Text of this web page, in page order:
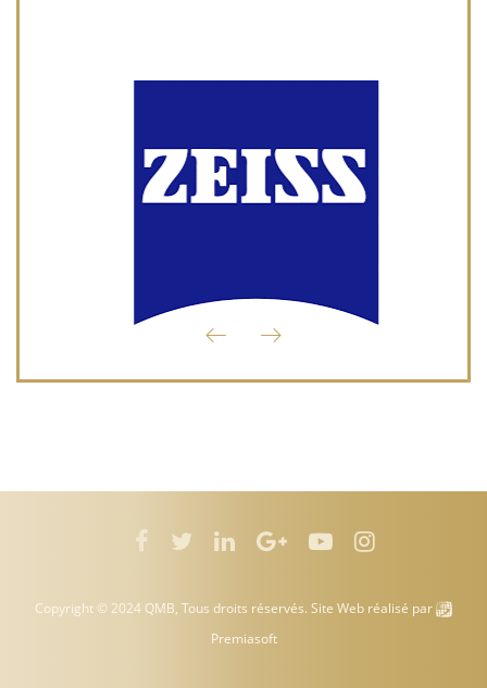
Copyright © 2024 QMB, Tous droits réservés. Site Web réalisé par
Premiasoft